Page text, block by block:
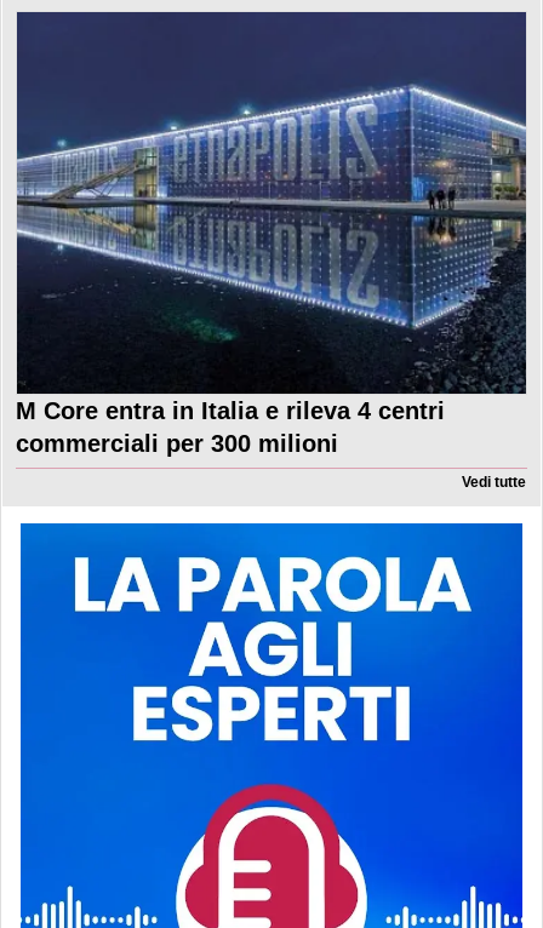
M Core entra in Italia e rileva 4 centri
commerciali per 300 milioni
Vedi tutte